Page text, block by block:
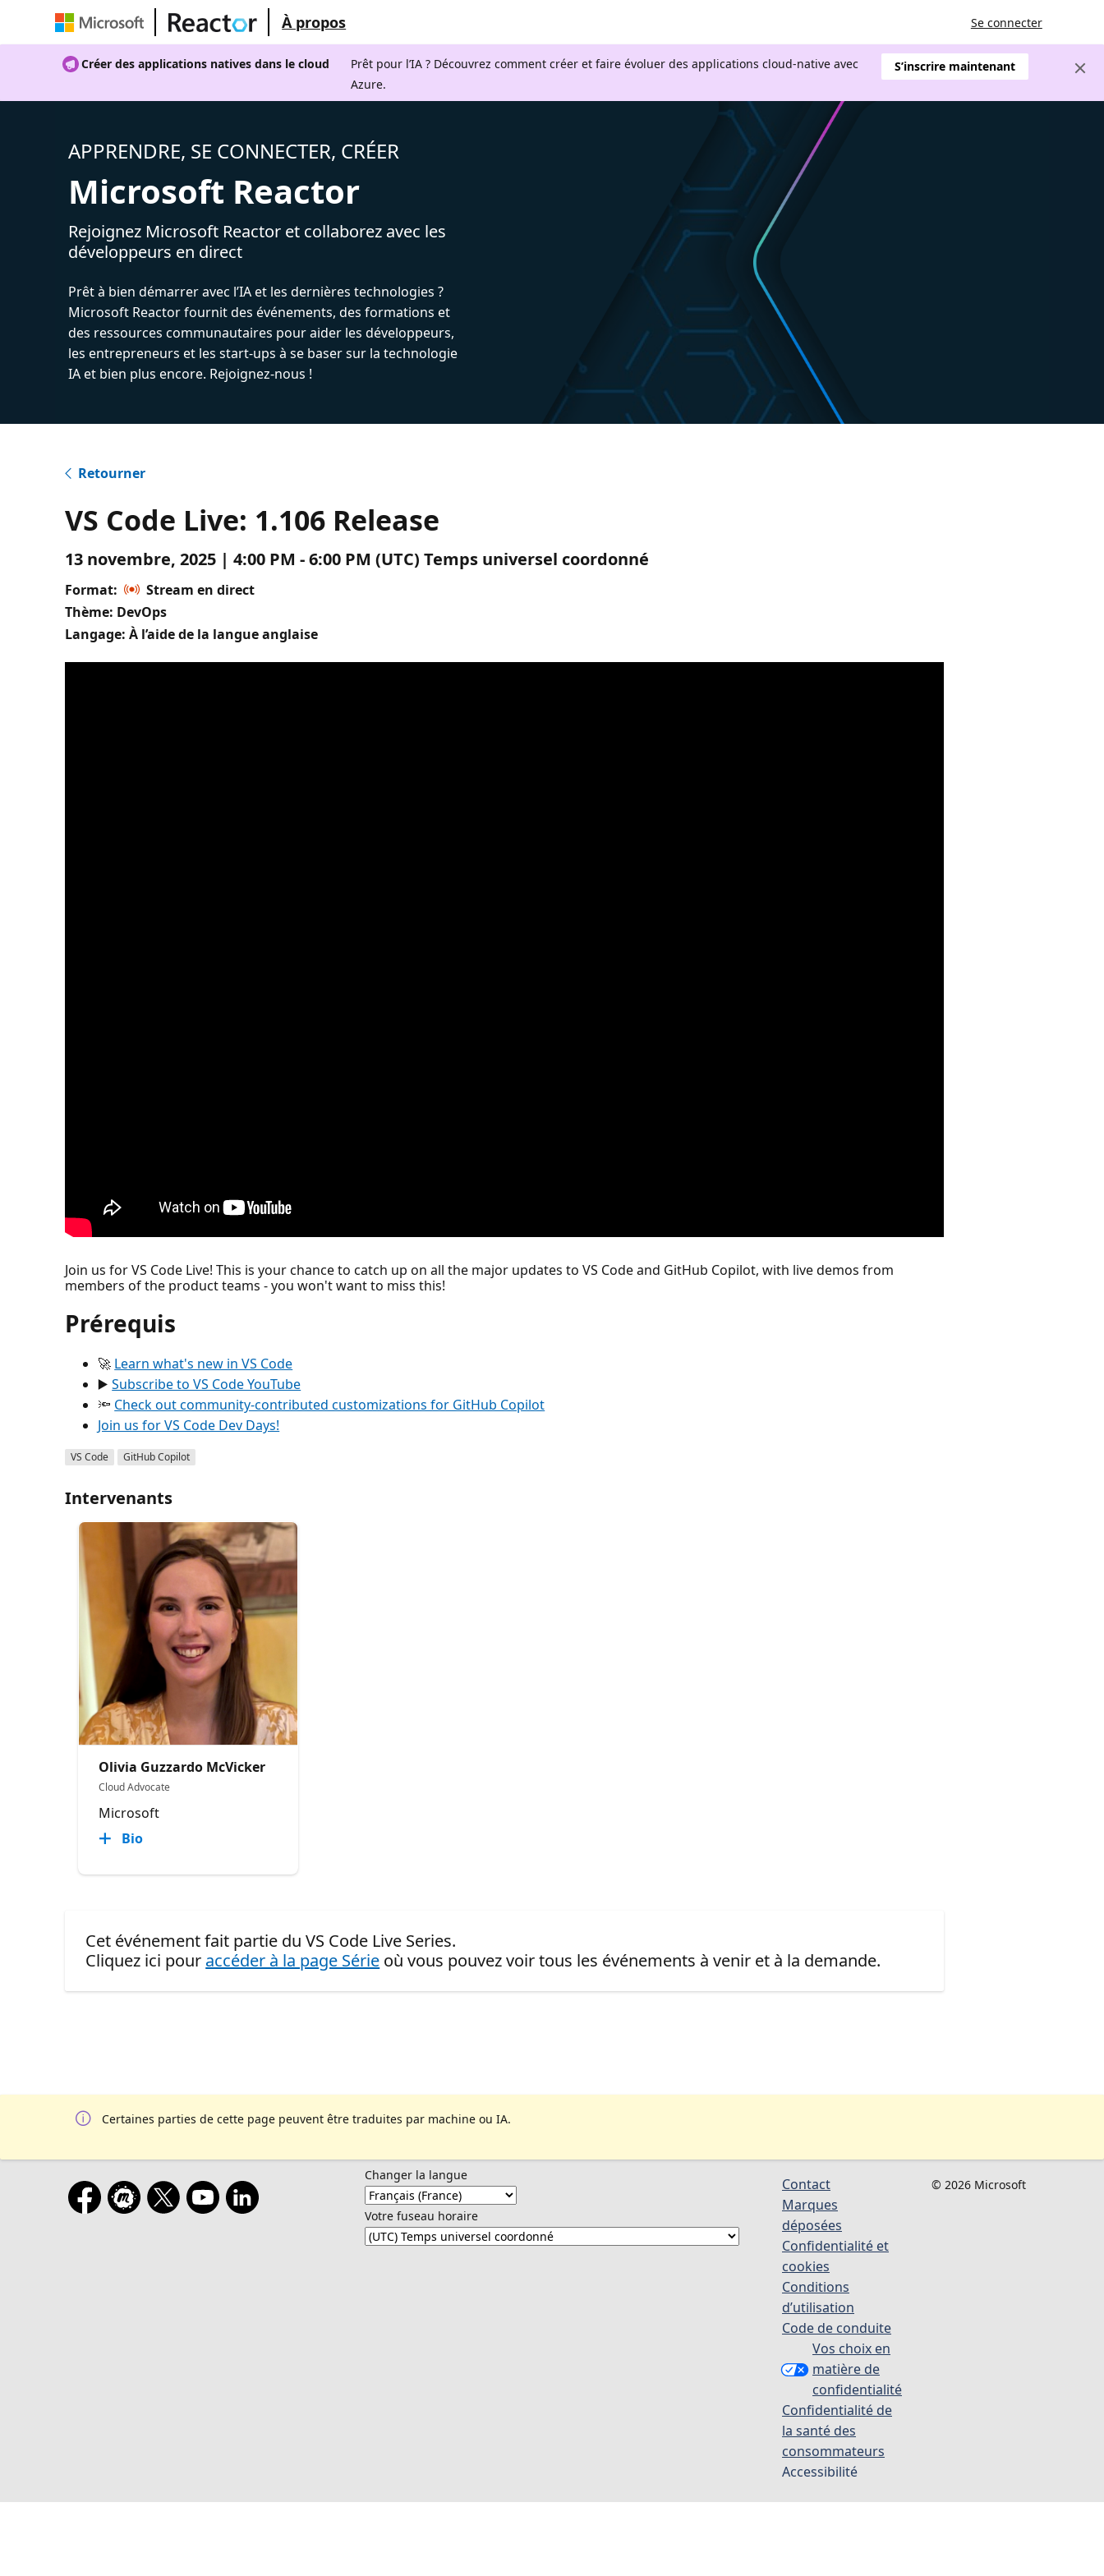
À propos Se connecter
Créer des applications natives dans le cloud
Prêt pour l’IA ? Découvrez comment créer et faire évoluer des applications cloud-native avec
Azure.
S’inscrire maintenant
APPRENDRE, SE CONNECTER, CRÉER
Microsoft Reactor
Rejoignez Microsoft Reactor et collaborez avec les
développeurs en direct
Prêt à bien démarrer avec l’IA et les dernières technologies ?
Microsoft Reactor fournit des événements, des formations et
des ressources communautaires pour aider les développeurs,
les entrepreneurs et les start-ups à se baser sur la technologie
IA et bien plus encore. Rejoignez-nous !
Retourner
VS Code Live: 1.106 Release
13 novembre, 2025 | 4:00 PM - 6:00 PM (UTC) Temps universel coordonné
Format:
Stream en direct
Thème: DevOps
Langage: À l’aide de la langue anglaise
Join us for VS Code Live! This is your chance to catch up on all the major updates to VS Code and GitHub Copilot, with live demos from
members of the product teams - you won't want to miss this!
Prérequis
🚀 Learn what's new in VS Code
▶️Subscribe to VS Code YouTube
🔦 Check out community-contributed customizations for GitHub Copilot
Join us for VS Code Dev Days!
VS Code GitHub Copilot
Intervenants
Olivia Guzzardo McVicker
Cloud Advocate
Microsoft
Bio
Cet événement fait partie du VS Code Live Series.
Cliquez ici pour accéder à la page Série où vous pouvez voir tous les événements à venir et à la demande.
Certaines parties de cette page peuvent être traduites par machine ou IA.
Changer la langue
Votre fuseau horaire
Contact
Marques
déposées
Confidentialité et
cookies
Conditions
d’utilisation
Code de conduite
Vos choix en
matière de
confidentialité
Confidentialité de
la santé des
consommateurs
Accessibilité
© 2026 Microsoft